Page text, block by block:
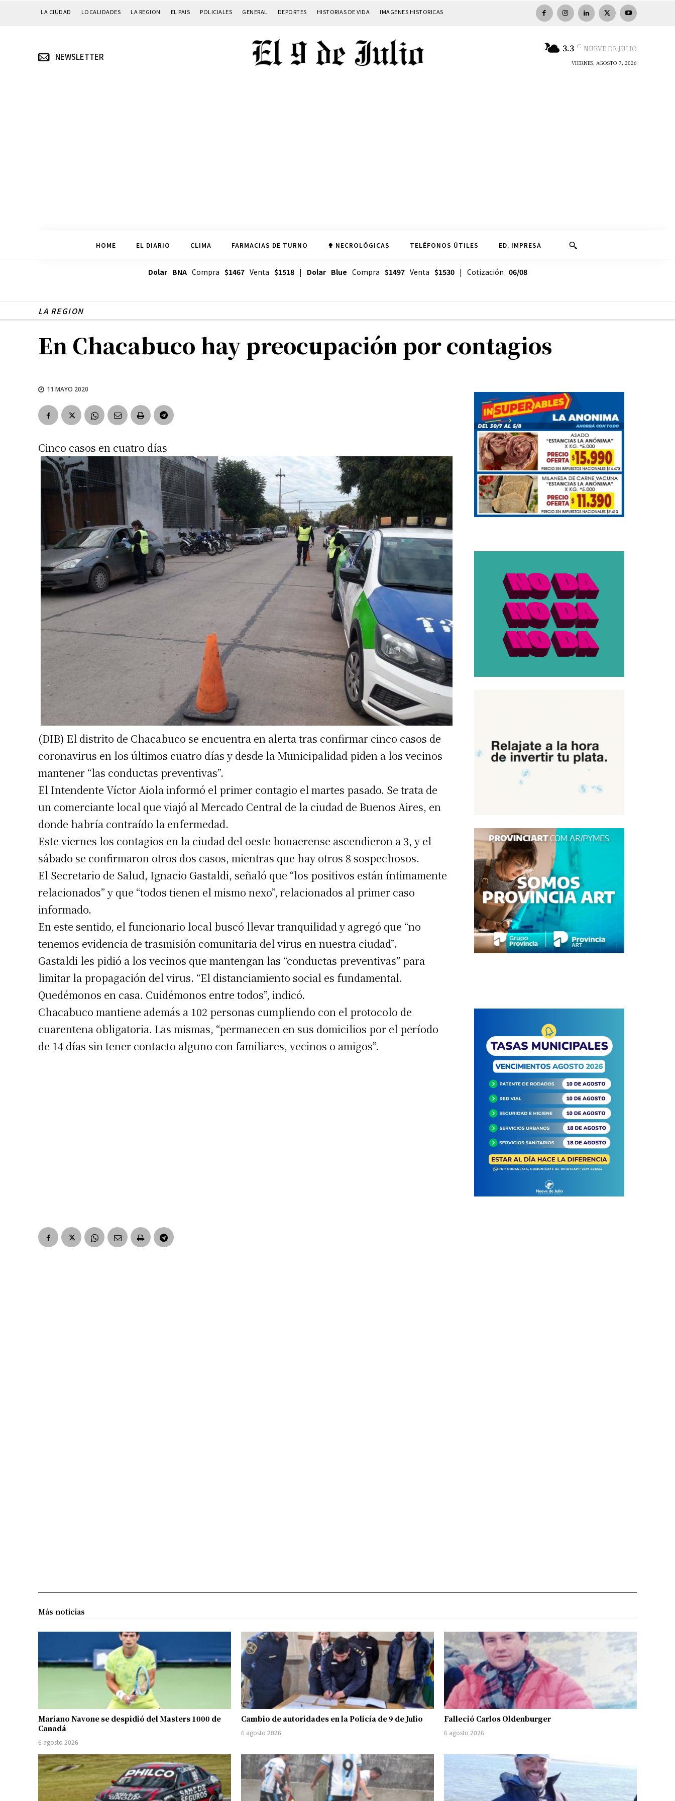
Suscribirme gratis
LA CIUDAD LOCALIDADES LA REGION EL PAIS POLICIALES GENERAL DEPORTES HISTORIAS DE VIDA IMAGENES HISTORICAS
NEWSLETTER
3.3 C NUEVE DE JULIO
VIERNES, AGOSTO 7, 2026
HOME EL DIARIO CLIMA FARMACIAS DE TURNO ✟ NECROLÓGICAS TELÉFONOS ÚTILES ED. IMPRESA
Dolar BNACompra $1467Venta $1518| Dolar Blue Compra $1497Venta $1530| Cotización 06/08
LA REGION
En Chacabuco hay preocupación por contagios
11 MAYO 2020
Cinco casos en cuatro días
(DIB) El distrito de Chacabuco se encuentra en alerta tras confirmar cinco casos de
coronavirus en los últimos cuatro días y desde la Municipalidad piden a los vecinos
mantener “las conductas preventivas”.
El Intendente Víctor Aiola informó el primer contagio el martes pasado. Se trata de
un comerciante local que viajó al Mercado Central de la ciudad de Buenos Aires, en
donde habría contraído la enfermedad.
Este viernes los contagios en la ciudad del oeste bonaerense ascendieron a 3, y el
sábado se confirmaron otros dos casos, mientras que hay otros 8 sospechosos.
El Secretario de Salud, Ignacio Gastaldi, señaló que “los positivos están íntimamente
relacionados” y que “todos tienen el mismo nexo”, relacionados al primer caso
informado.
En este sentido, el funcionario local buscó llevar tranquilidad y agregó que “no
tenemos evidencia de trasmisión comunitaria del virus en nuestra ciudad”.
Gastaldi les pidió a los vecinos que mantengan las “conductas preventivas” para
limitar la propagación del virus. “El distanciamiento social es fundamental.
Quedémonos en casa. Cuidémonos entre todos”, indicó.
Chacabuco mantiene además a 102 personas cumpliendo con el protocolo de
cuarentena obligatoria. Las mismas, “permanecen en sus domicilios por el período
de 14 días sin tener contacto alguno con familiares, vecinos o amigos”.
Más noticias
Mariano Navone se despidió del Masters 1000 de
Canadá
6 agosto 2026
Cambio de autoridades en la Policía de 9 de Julio
6 agosto 2026
Falleció Carlos Oldenburger
6 agosto 2026